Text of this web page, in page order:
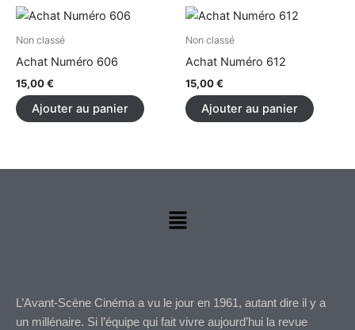
Non classé
Achat Numéro 606
15,00€
Ajouter au panier
Non classé
Achat Numéro 612
15,00€
Ajouter au panier
Menu
L’Avant-Scène Cinéma a vu le jour en 1961, autant dire il y a
un millénaire. Si l’équipe qui fait vivre aujourd’hui la revue